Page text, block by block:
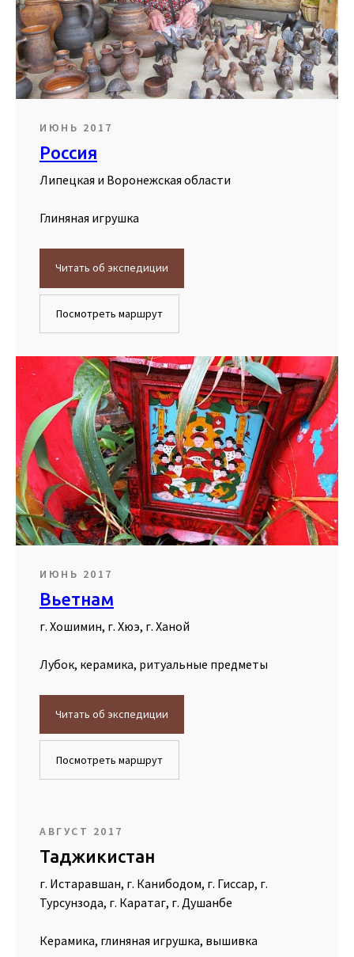
ИЮНЬ 2017
Россия
Липецкая и Воронежская области
Глиняная игрушка
Читать об экспедиции
Посмотреть маршрут
ИЮНЬ 2017
Вьетнам
г. Хошимин, г. Хюэ, г. Ханой
Лубок, керамика, ритуальные предметы
Читать об экспедиции
Посмотреть маршрут
АВГУСТ 2017
Таджикистан
г. Истаравшан, г. Канибодом, г. Гиссар, г.
Турсунзода, г. Каратаг, г. Душанбе
Керамика, глиняная игрушка, вышивка